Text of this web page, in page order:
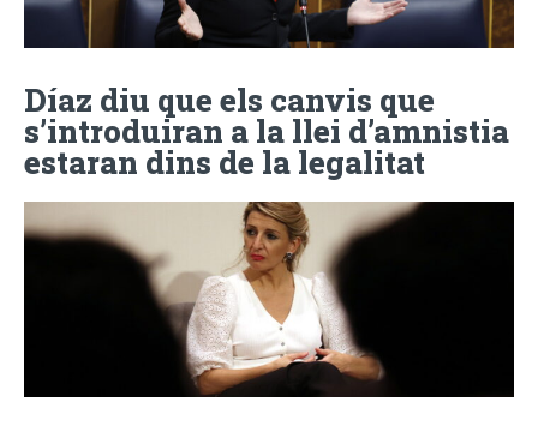
Díaz diu que els canvis que
s’introduiran a la llei d’amnistia
estaran dins de la legalitat